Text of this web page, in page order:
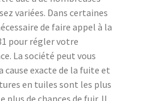
variées. Dans certaines
de faire appel à la
pour régler votre
La société peut vous
cause exacte de la fuite et
en tuiles sont les plus
plus de chances de fuir. Il